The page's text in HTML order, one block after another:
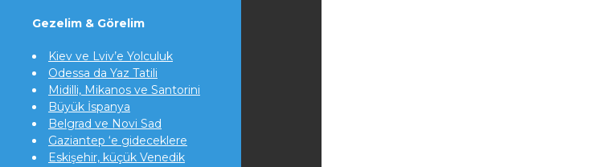
Gezelim & Görelim
Kiev ve Lviv’e Yolculuk
Odessa da Yaz Tatili
Midilli, Mikanos ve Santorini
Büyük İspanya
Belgrad ve Novi Sad
Gaziantep ‘e gideceklere
Eskişehir, küçük Venedik